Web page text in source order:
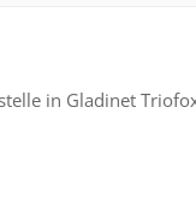
in Gladinet